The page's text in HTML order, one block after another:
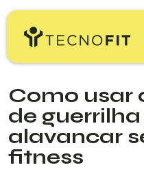
Como usar
de
alavancar
fitness